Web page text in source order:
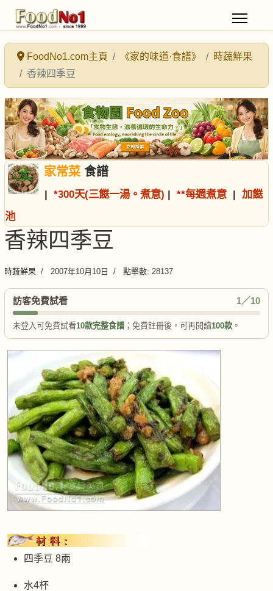
FoodNo1.com主頁 《家的味道·食譜》
時蔬鮮果
香辣四季豆
家常菜食譜
| *300天(三餸一湯。煮意) | **每週煮意 | 加餸
池
香辣四季豆
時蔬鮮果 2007年10月10日 點擊數: 28137
訪客免費試看 1／10
未登入可免費試看10款完整食譜 ；免費註冊後，可再閱讀100款 。
四季豆 8兩
水4杯